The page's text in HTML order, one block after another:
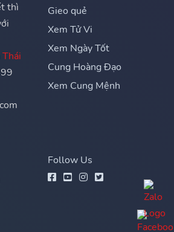
thì
Gieo quẻ
Xem Tử Vi
Xem Ngày Tốt
Cung Hoàng Đạo
Xem Cung Mệnh
Follow Us